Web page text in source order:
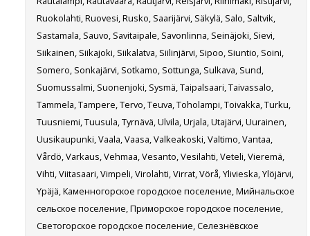
Ruokolahti, Ruovesi, Rusko, Saarijärvi, Säkylä, Salo, Saltvik,
Sastamala, Sauvo, Savitaipale, Savonlinna, Seinäjoki, Sievi,
Siikainen, Siikajoki, Siikalatva, Siilinjärvi, Sipoo, Siuntio, Soini,
Somero, Sonkajärvi, Sotkamo, Sottunga, Sulkava, Sund,
Suomussalmi, Suonenjoki, Sysmä, Taipalsaari, Taivassalo,
Tammela, Tampere, Tervo, Teuva, Toholampi, Toivakka, Turku,
Tuusniemi, Tuusula, Tyrnävä, Ulvila, Urjala, Utajärvi, Uurainen,
Uusikaupunki, Vaala, Vaasa, Valkeakoski, Valtimo, Vantaa,
Vårdö, Varkaus, Vehmaa, Vesanto, Vesilahti, Veteli, Vieremä,
Vihti, Viitasaari, Vimpeli, Virolahti, Virrat, Vörå, Ylivieska, Ylöjärvi,
Ypäjä, Каменногорское городское поселение, Мийнальское
сельское поселение, Приморское городское поселение,
Светогорское городское поселение, Селезнёвское